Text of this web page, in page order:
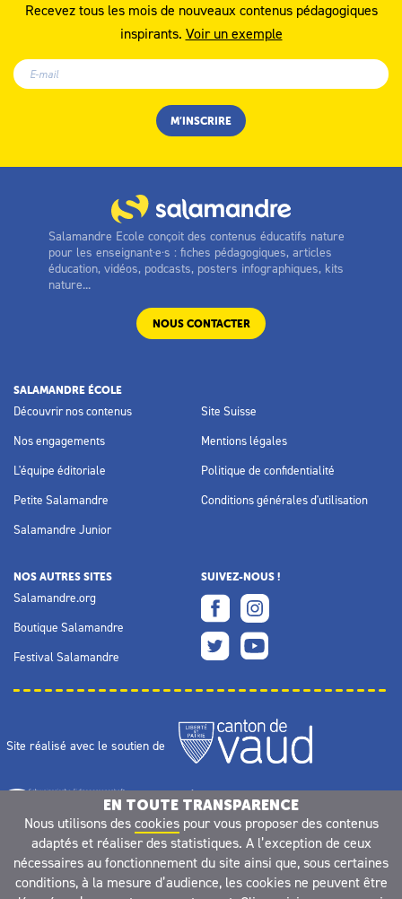
Recevez tous les mois de nouveaux contenus pédagogiques
inspirants. Voir un exemple
Salamandre Ecole conçoit des contenus éducatifs nature
pour les enseignant·e·s : fiches pédagogiques, articles
éducation, vidéos, podcasts, posters infographiques, kits
nature...
NOUS CONTACTER
SALAMANDRE ÉCOLE
Découvrir nos contenus
Nos engagements
L'équipe éditoriale
Petite Salamandre
Salamandre Junior
Site Suisse
Mentions légales
Politique de confidentialité
Conditions générales d'utilisation
NOS AUTRES SITES
Salamandre.org
Boutique Salamandre
Festival Salamandre
SUIVEZ-NOUS !
Site réalisé avec le soutien de
EN TOUTE TRANSPARENCE
Nous utilisons des cookiespour vous proposer des contenus
adaptés et réaliser des statistiques. A l’exception de ceux
nécessaires au fonctionnement du site ainsi que, sous certaines
conditions, à la mesure d’audience, les cookies ne peuvent être